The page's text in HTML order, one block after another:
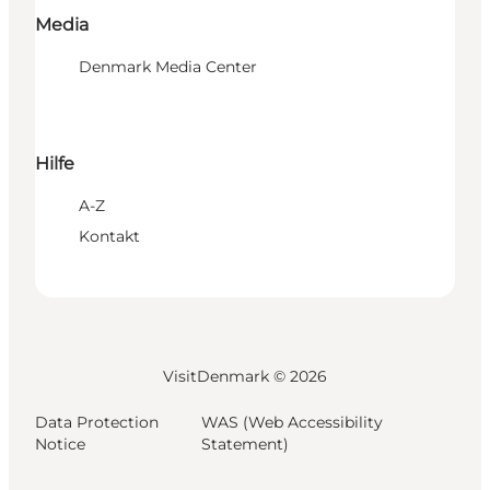
Media
Denmark Media Center
Hilfe
A-Z
Kontakt
VisitDenmark © 2026
Data Protection
Notice
WAS (Web Accessibility
Statement)